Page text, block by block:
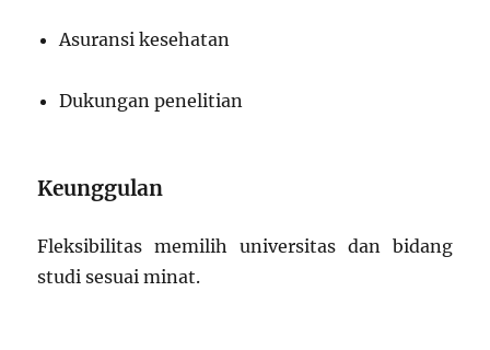
Asuransi kesehatan
Dukungan penelitian
Keunggulan
Fleksibilitas memilih universitas dan bidang
studi sesuai minat.